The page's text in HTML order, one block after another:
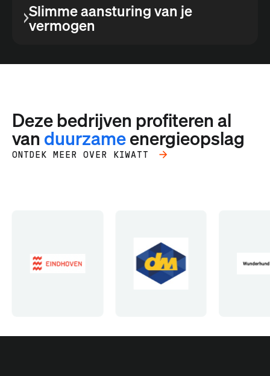
Slimme aansturing van je
vermogen
Deze bedrijven profiteren al
van duurzameenergieopslag
ONTDEK MEER OVER KIWATT